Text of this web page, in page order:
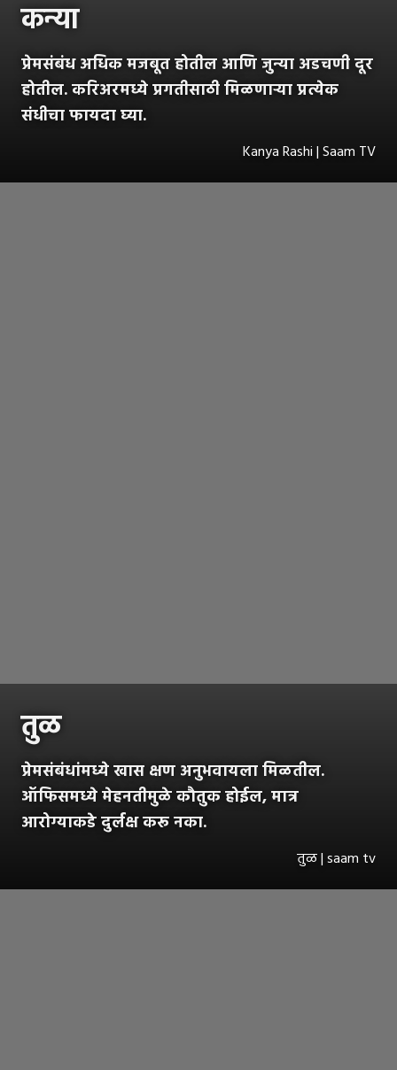
कन्या
प्रेमसंबंध अधिक मजबूत होतील आणि जुन्या अडचणी दूर
होतील. करिअरमध्ये प्रगतीसाठी मिळणाऱ्या प्रत्येक
संधीचा फायदा घ्या.
Kanya Rashi | Saam TV
तुळ
प्रेमसंबंधांमध्ये खास क्षण अनुभवायला मिळतील.
ऑफिसमध्ये मेहनतीमुळे कौतुक होईल, मात्र
आरोग्याकडे दुर्लक्ष करू नका.
तुळ | saam tv